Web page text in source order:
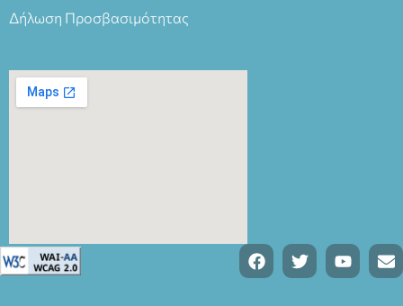
Δήλωση Προσβασιμότητας